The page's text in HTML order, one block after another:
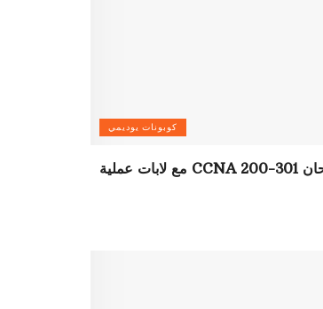
كوبونات يوديمي
كورس حل إمتحان CCNA 200-301 مع لابات عملية